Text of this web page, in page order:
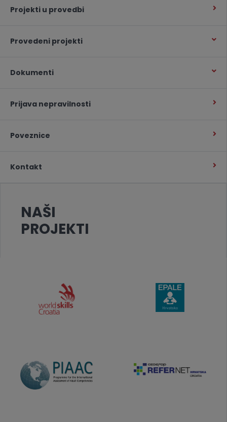
Projekti u provedbi
Provedeni projekti
Dokumenti
Prijava nepravilnosti
Poveznice
Kontakt
NAŠI
PROJEKTI